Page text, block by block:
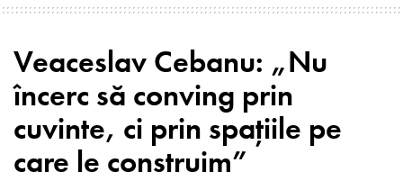
Veaceslav Cebanu: „Nu
încerc să conving prin
cuvinte, ci prin spațiile pe
care le construim”